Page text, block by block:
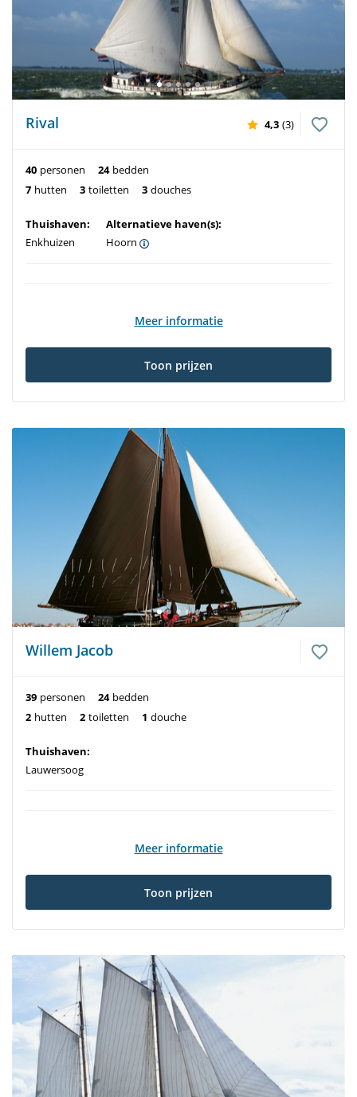
Rival 4,3 (3)
40 personen 24 bedden
7 hutten 3 toiletten 3 douches
Thuishaven:
Enkhuizen
Alternatieve haven(s):
Hoorn
Meer informatie
Toon prijzen
Willem Jacob
39 personen 24 bedden
2 hutten 2 toiletten 1 douche
Thuishaven:
Lauwersoog
Meer informatie
Toon prijzen